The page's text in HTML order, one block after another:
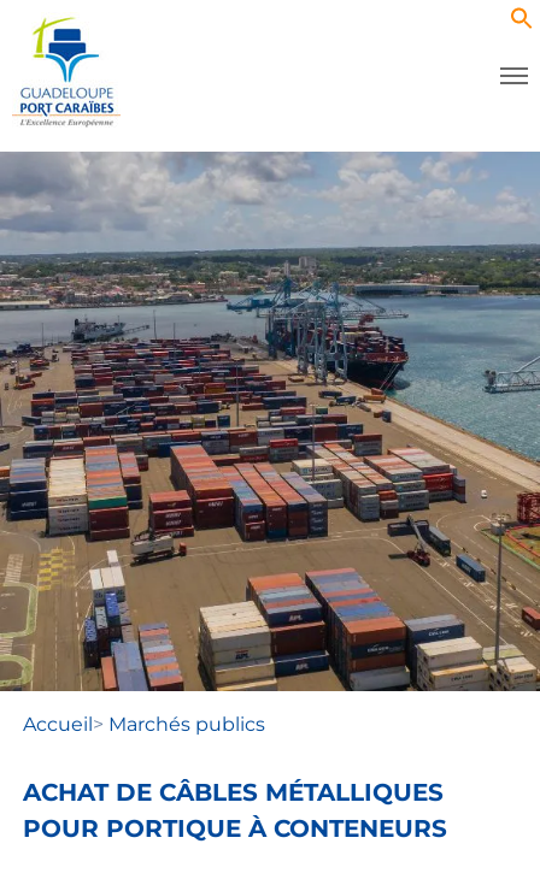
Accueil> Marchés publics
ACHAT DE CÂBLES MÉTALLIQUES
POUR PORTIQUE À CONTENEURS